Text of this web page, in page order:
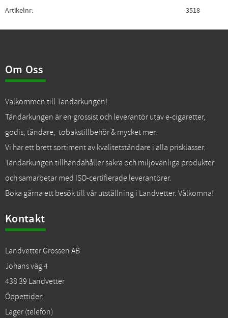
Artikelnr 3518
Om Oss
Välkommen till Tändarkungen!
Tändarkungen är en grossist och leverantör utav e-cigaretter,
godis, tändare, tobakstillbehör & mycket mer.
Vi har ett brett sortiment av kvalitetständare i alla prisklasser.
Tändarkungen tillhandahåller säkra och miljövänliga produkter
och samarbetar med ISO-certifierade leverantörer.
Boka gärna ett besök till vår utställning i Landvetter. Välkomna!
Kontakt
Landvetter Grossen AB
Johans väg 4
438 39 Landvetter
Öppettider:
Lager (telefon)